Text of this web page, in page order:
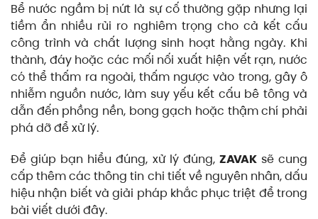
Bể nước ngầm bị nứt là sự cố thường gặp nhưng lại
tiềm ẩn nhiều rủi ro nghiêm trọng cho cả kết cấu
công trình và chất lượng sinh hoạt hằng ngày. Khi
thành, đáy hoặc các mối nối xuất hiện vết rạn, nước
có thể thấm ra ngoài, thấm ngược vào trong, gây ô
nhiễm nguồn nước, làm suy yếu kết cấu bê tông và
dẫn đến phồng nền, bong gạch hoặc thậm chí phải
phá dỡ để xử lý.
Để giúp bạn hiểu đúng, xử lý đúng, ZAVAKsẽ cung
cấp thêm các thông tin chi tiết về nguyên nhân, dấu
hiệu nhận biết và giải pháp khắc phục triệt để trong
bài viết dưới đây.